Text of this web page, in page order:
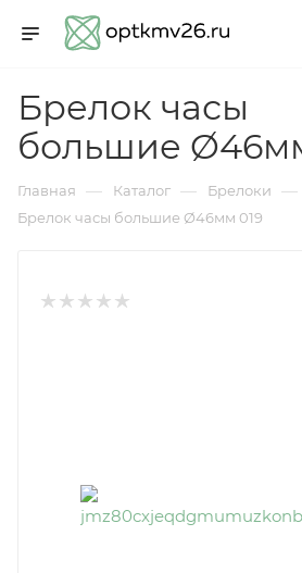
Брелок часы
большие
Главная — Каталог — Брелоки —
Брелок часы большие Ø46мм 019